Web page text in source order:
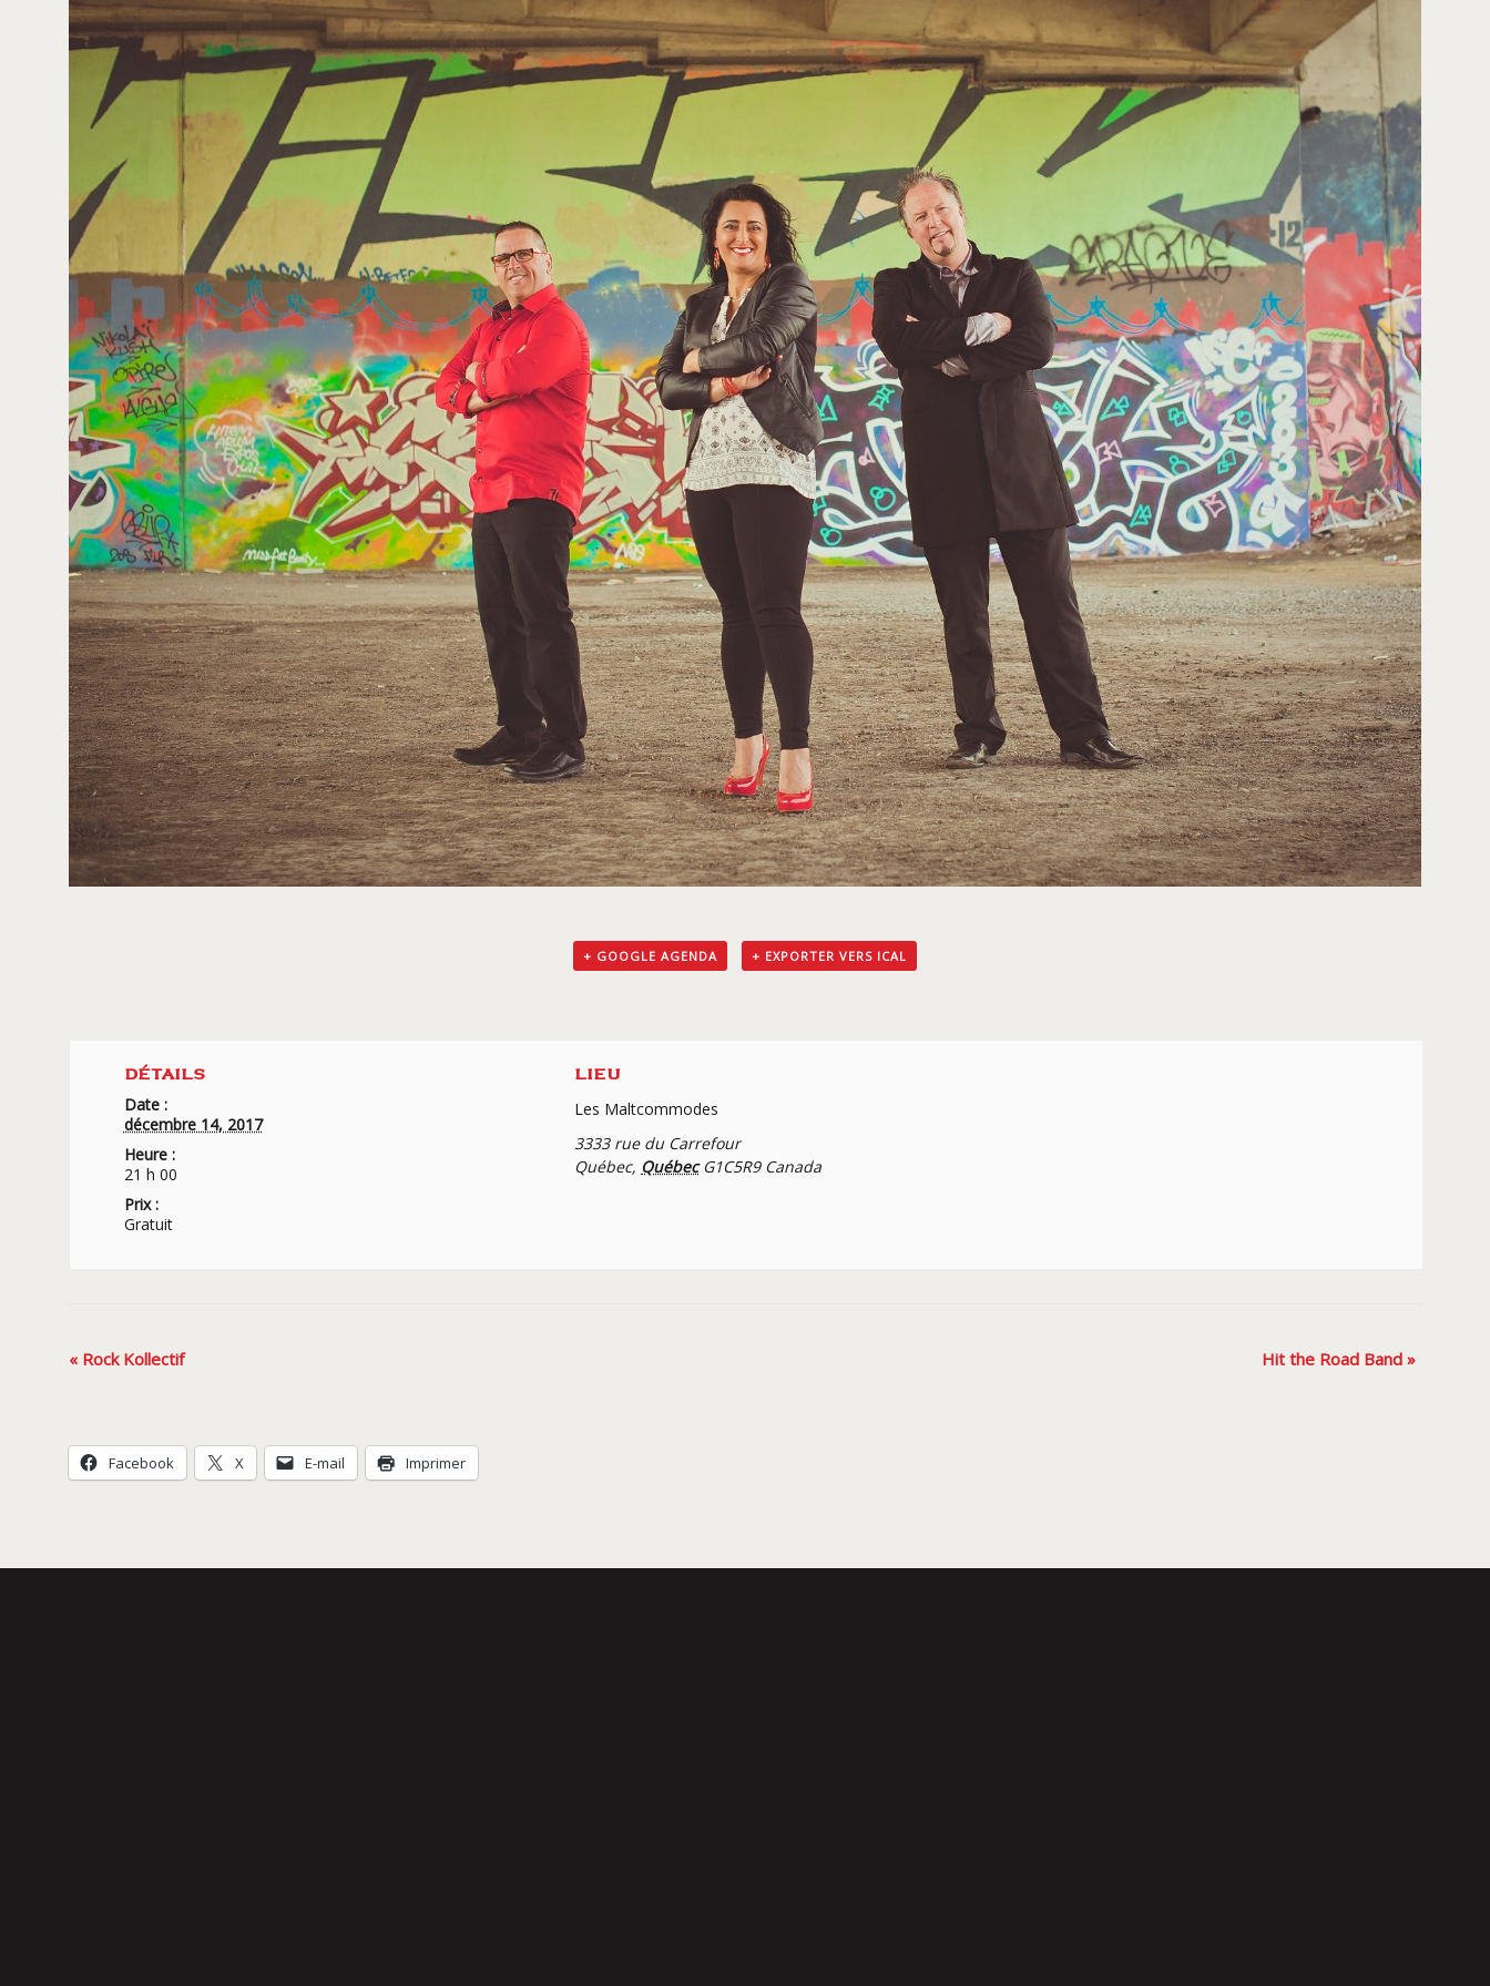
+ GOOGLE AGENDA + EXPORTER VERS ICAL
DÉTAILS
Date :
décembre 14, 2017
Heure :
21 h 00
Prix :
Gratuit
LIEU
Les Maltcommodes
3333 rue du Carrefour
Québec, Québec G1C5R9 Canada
Navigation
« Rock Kollectif Hit the Road Band »
Facebook X E-mail Imprimer